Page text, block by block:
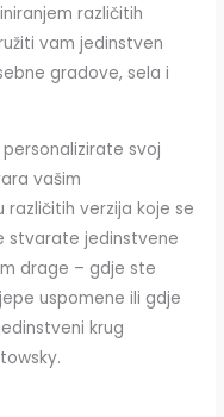
različitih
vam jedinstven
gradove, sela i
svoj
vašim
verzija koje se
stvarate jedinstvene
drage – gdje ste
uspomene ili gdje
krug